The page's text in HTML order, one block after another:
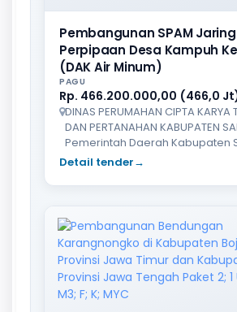
Pembangunan SPAM
Perpipaan Desa Kampuh
(DAK Air Minum)
PAGU
Rp. 466.200.000,00 (466,0
DINAS PERUMAHAN CIPTA KARYA
DAN PERTANAHAN KABUPATEN
Pemerintah Daerah Kabupaten
Detail tender→